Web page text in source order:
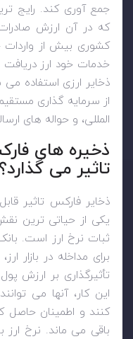
جمع آوری کند. رایج
که در آن ارزش
کشوری بیش از واردات
خدمات خود ارز دریافت
ذخایر ارزی استفاده می
از سرمایه گذاری
المللی، و حواله های
ذخیره های
تاثیر می گذارد؟
ذخایر فارکس تاثیر
یکی از حیاتی ترین
ثبات نرخ ارز است.
برای مداخله در بازار
تأثیرگذاری بر ارزش
این کار، آنها می
کنند و اطمینان حاصل
باقی می ماند. نرخ